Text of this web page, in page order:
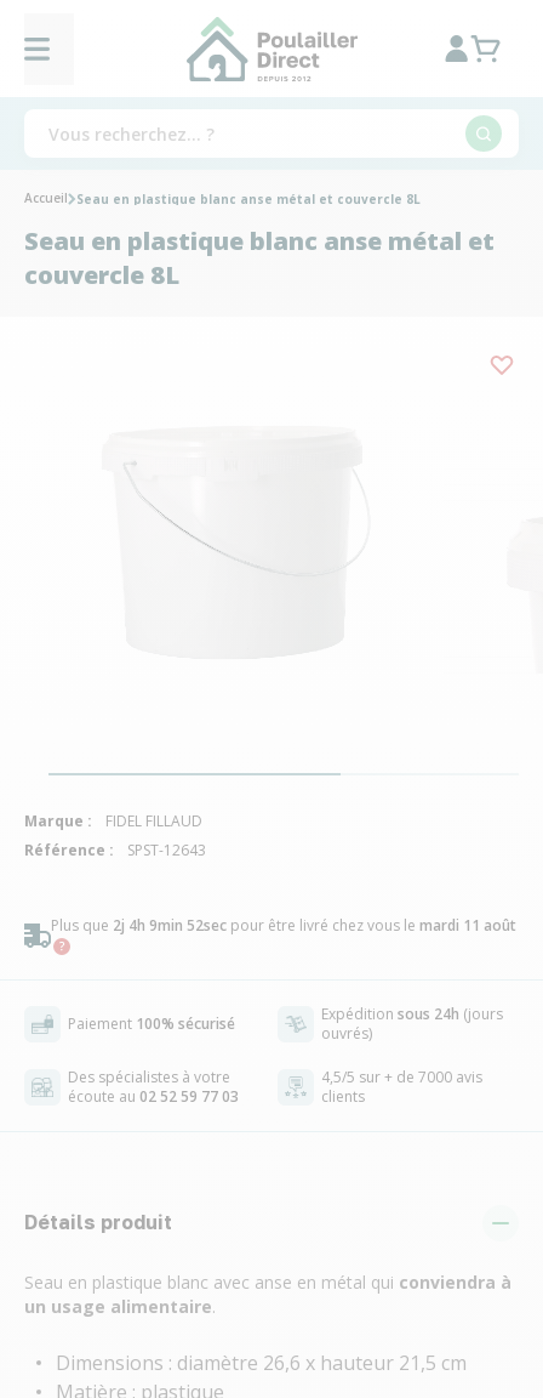
Plus que 2j 4h 9min 52sec pour être livré chez vous le mardi 11 août
Paiement 100% sécurisé Expédition sous 24h (jours
ouvrés)
Des spécialistes à votre
écoute au 02 52 59 77 03
4,5/5 sur + de 7000 avis
clients
Détails produit
Seau en plastique blanc avec anse en métal qui conviendra à
un usage alimentaire.
Dimensions : diamètre 26,6 x hauteur 21,5 cm
Matière : plastique
Accueil Seau en plastique blanc anse métal et couvercle 8L
Seau en plastique blanc anse métal et
couvercle 8L
Marque :
FIDEL FILLAUD
Référence :
SPST-12643